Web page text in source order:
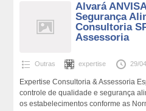
Alvará
Segurança
Consultoria
Assessoria
Outras expertise 29/
Expertise Consultoria & Assessoria
controle de qualidade e segurança
os estabelecimentos conforme as